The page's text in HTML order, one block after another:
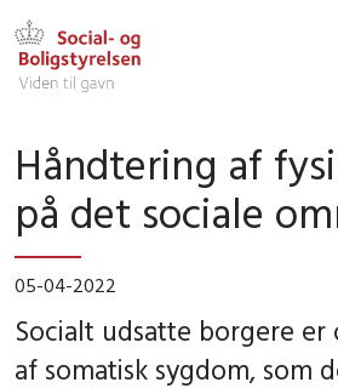
Håndtering af
på det sociale
05-04-2022
Socialt udsatte borgere er
af somatisk sygdom, som